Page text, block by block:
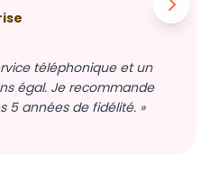
téléphonique et un
égal. Je recommande
5 années de fidélité. »